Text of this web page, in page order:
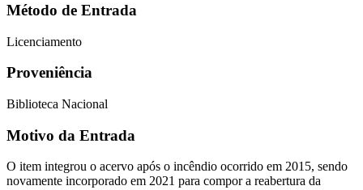
Método de Entrada
Licenciamento
Proveniência
Biblioteca Nacional
Motivo da Entrada
O item integrou o acervo após o incêndio ocorrido em 2015, sendo
novamente incorporado em 2021 para compor a reabertura da